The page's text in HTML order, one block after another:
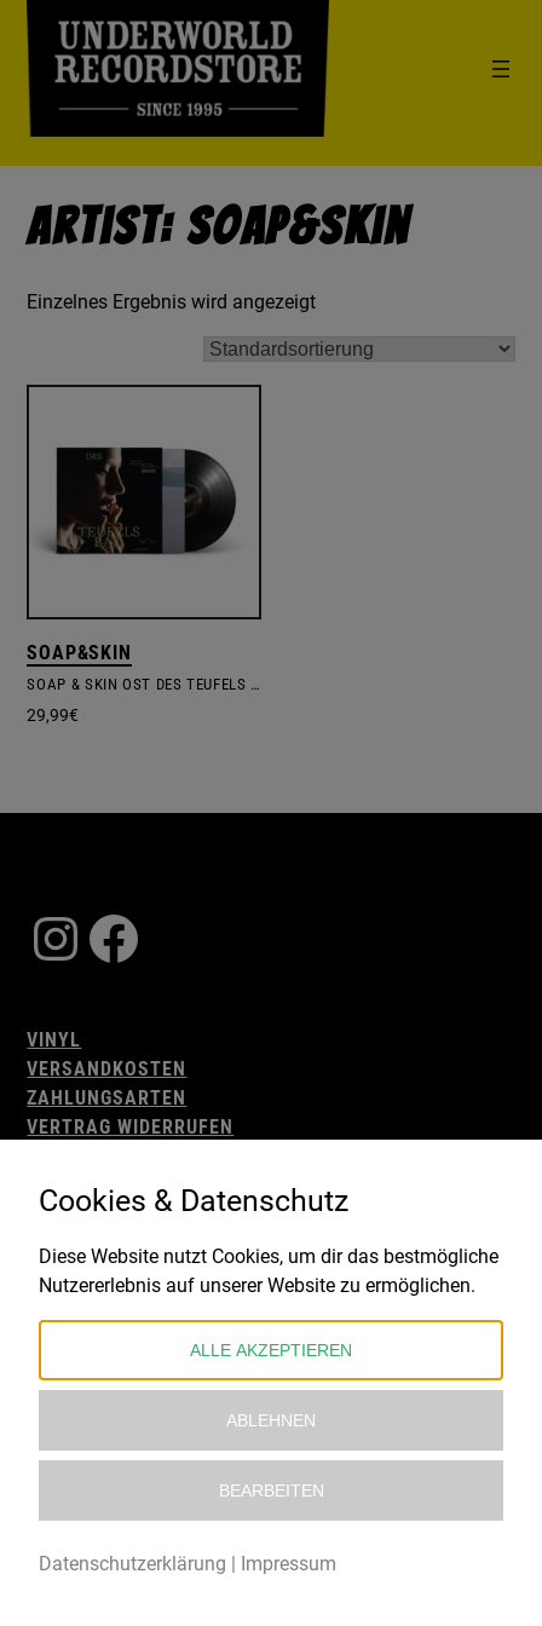
Artist: Soap&Skin
Einzelnes Ergebnis wird angezeigt
SOAP&SKIN
SOAP & SKIN OST DES TEUFELS BAD
29,99€
Instagram
Facebook
VINYL
VERSANDKOSTEN
ZAHLUNGSARTEN
VERTRAG WIDERRUFEN
WIDERRUFSBELEHRUNG
IMPRESSUM
Gefördert durch:
Cookies & Datenschutz
Diese Website nutzt Cookies, um dir das bestmögliche
Nutzererlebnis auf unserer Website zu ermöglichen.
ALLE AKZEPTIEREN
ABLEHNEN
BEARBEITEN
Datenschutzerklärung | Impressum